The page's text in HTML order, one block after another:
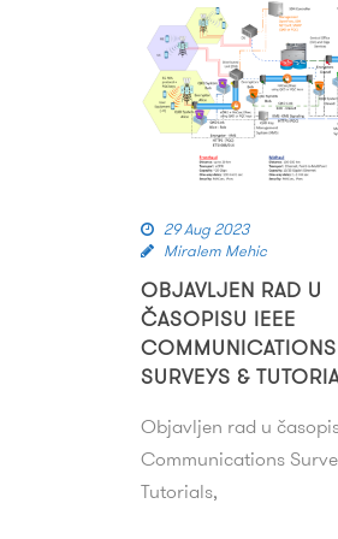
29 Aug 2023
Miralem Mehic
OBJAVLJEN RAD U
ČASOPISU IEEE
COMMUNICATIONS
SURVEYS &
Objavljen rad u
Communications
Tutorials,